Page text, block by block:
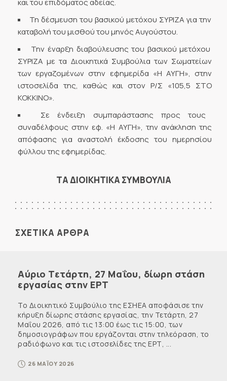
και του επιδόματος αδείας.
Τη δέσμευση του βασικού μετόχου ΣΥΡΙΖΑ για την
καταβολή του μισθού του μηνός Αυγούστου.
Την έναρξη διαβούλευσης του βασικού μετόχου
ΣΥΡΙΖΑ με τα Διοικητικά Συμβούλια των Σωματείων
των εργαζομένων στην εφημερίδα «Η ΑΥΓΗ», στην
ιστοσελίδα της, καθώς και στον Ρ/Σ «105,5 ΣΤΟ
ΚΟΚΚΙΝΟ».
Σε ένδειξη συμπαράστασης προς τους
συναδέλφους στην εφ. «Η ΑΥΓΗ», την ανάκληση της
απόφασης για αναστολή έκδοσης του ημερησίου
φύλλου της εφημερίδας.
ΤΑ ΔΙΟΙΚΗΤΙΚΑ ΣΥΜΒΟΥΛΙΑ
ΣΧΕΤΙΚΑ ΑΡΘΡΑ
Αύριο Τετάρτη, 27 Μαΐου, δίωρη στάση
εργασίας στην ΕΡΤ
Το Διοικητικό Συμβούλιο της ΕΣΗΕΑ αποφάσισε την
κήρυξη δίωρης στάσης εργασίας, την Τετάρτη, 27
Μαΐου 2026, από τις 13:00 έως τις 15:00, των
δημοσιογράφων που εργάζονται στην τηλεόραση, το
ραδιόφωνο και τις ιστοσελίδες της ΕΡΤ, ...
26 ΜΑΪΟΥ 2026